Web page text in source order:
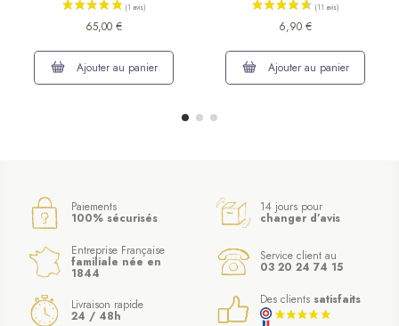
65,00 €
Ajouter au panier
6,90 €
Ajouter au panier
Paiements
100% sécurisés
14 jours pour
changer d’avis
Entreprise Française
familiale née en
1844
Service client au
03 20 24 74 15
Livraison rapide
24 / 48h
Des clients satisfaits